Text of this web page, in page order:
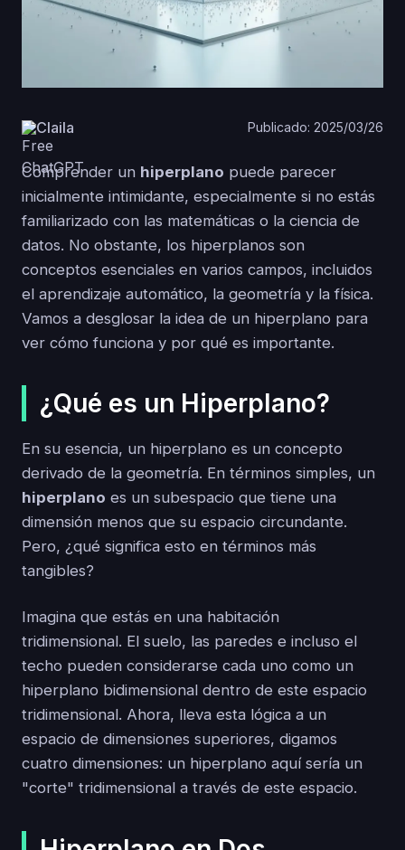
Claila Publicado: 2025/03/26
Comprender un hiperplano puede parecer
inicialmente intimidante, especialmente si no estás
familiarizado con las matemáticas o la ciencia de
datos. No obstante, los hiperplanos son
conceptos esenciales en varios campos, incluidos
el aprendizaje automático, la geometría y la física.
Vamos a desglosar la idea de un hiperplano para
ver cómo funciona y por qué es importante.
¿Qué es un Hiperplano?
En su esencia, un hiperplano es un concepto
derivado de la geometría. En términos simples, un
hiperplano es un subespacio que tiene una
dimensión menos que su espacio circundante.
Pero, ¿qué significa esto en términos más
tangibles?
Imagina que estás en una habitación
tridimensional. El suelo, las paredes e incluso el
techo pueden considerarse cada uno como un
hiperplano bidimensional dentro de este espacio
tridimensional. Ahora, lleva esta lógica a un
espacio de dimensiones superiores, digamos
cuatro dimensiones: un hiperplano aquí sería un
"corte" tridimensional a través de este espacio.